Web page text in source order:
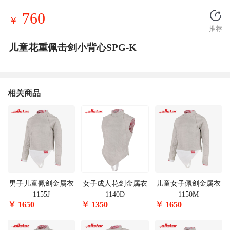
￥ 760
推荐
儿童花重佩击剑小背心SPG-K
相关商品
男子儿童佩剑金属衣
1155J
￥ 1650
女子成人花剑金属衣
1140D
￥ 1350
儿童女子佩剑金属衣
1150M
￥ 1650